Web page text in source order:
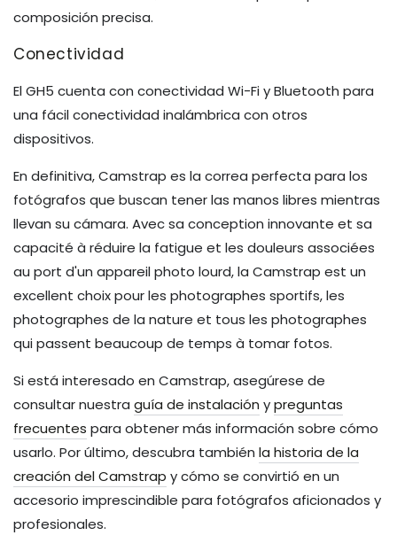
composición precisa.
Conectividad
El GH5 cuenta con conectividad Wi-Fi y Bluetooth para
una fácil conectividad inalámbrica con otros
dispositivos.
En definitiva, Camstrap es la correa perfecta para los
fotógrafos que buscan tener las manos libres mientras
llevan su cámara. Avec sa conception innovante et sa
capacité à réduire la fatigue et les douleurs associées
au port d'un appareil photo lourd, la Camstrap est un
excellent choix pour les photographes sportifs, les
photographes de la nature et tous les photographes
qui passent beaucoup de temps à tomar fotos.
Si está interesado en Camstrap, asegúrese de
consultar nuestra guía de instalación ypreguntas
frecuentes para obtener más información sobre cómo
usarlo. Por último, descubra también la historia de la
creación del Camstrap y cómo se convirtió en un
accesorio imprescindible para fotógrafos aficionados y
profesionales.